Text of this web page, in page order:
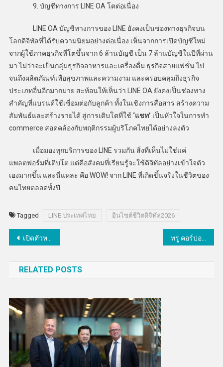
9. บัญชีทางการ LINE OA โตต่อเนื่อง
LINE OA บัญชีทางการของ LINE ยังคงเป็นช่องทางธุรกิจบน
โลกดิจิทัลที่ได้รับความนิยมอย่างต่อเนื่อง เห็นจากการเปิดบัญชีใหม่
จากผู้ใช้ภาคธุรกิจที่โตขึ้นจาก 6 ล้านบัญชี เป็น 7 ล้านบัญชีในปีที่ผ่าน
มา ไม่ว่าจะเป็นกลุ่มธุรกิจอาหารและเครื่องดื่ม ธุรกิจสายแฟชั่น ไป
จนถึงผลิตภัณฑ์เพื่อสุขภาพและความงาม และครอบคลุมถึงธุรกิจ
ประเภทอื่นอีกมากมาย สะท้อนให้เห็นว่า LINE OA ยังคงเป็นช่องทาง
สำคัญที่แบรนด์ใช้เชื่อมต่อกับลูกค้า ทั้งในเชิงการสื่อสาร สร้างความ
สัมพันธ์และสร้างรายได้ สู่การเติบโตที่ใช้ ‘แชท’ เป็นหัวใจในการทำ
commerce สอดคล้องกับพฤติกรรมผู้บริโภคไทยได้อย่างลงตัว
เมื่อมองทุกบริการของ LINE รวมกัน สิ่งที่เห็นไม่ใช่แค่
แพลตฟอร์มที่เติบโต แต่คือสังคมที่เรียนรู้จะใช้ดิจิทัลอย่างเข้าใจตัว
เองมากขึ้น และนี่แหละ คือ WOW! จาก LINE ที่เกิดขึ้นจริงในชีวิตของ
คนไทยตลอดทั้งปี
Tagged LINE ประเทศไทย อินไซต์ชีวิตดิจิทัล2026
แนะแนว
เปิดตัวหลักสูตร “พลเมืองดิจิทัล 101”ยกระดับทักษะดิจิทัลครูไทย
RELATED POSTS